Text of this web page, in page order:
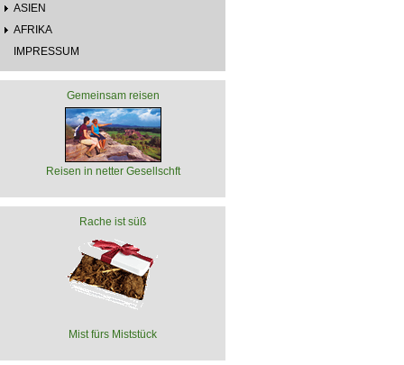
ASIEN
AFRIKA
IMPRESSUM
Gemeinsam reisen
Reisen in netter Gesellschft
Rache ist süß
Mist fürs Miststück